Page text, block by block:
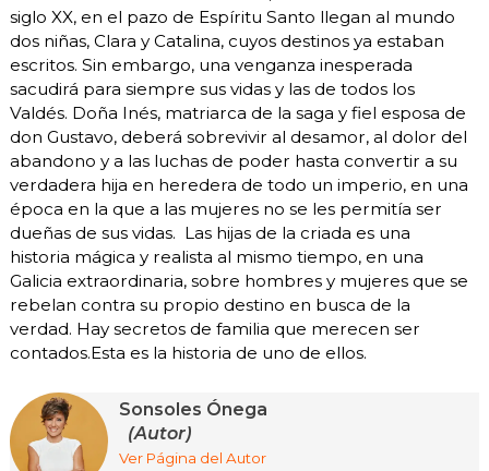
siglo XX, en el pazo de Espíritu Santo llegan al mundo
dos niñas, Clara y Catalina, cuyos destinos ya estaban
escritos. Sin embargo, una venganza inesperada
sacudirá para siempre sus vidas y las de todos los
Valdés. Doña Inés, matriarca de la saga y fiel esposa de
don Gustavo, deberá sobrevivir al desamor, al dolor del
abandono y a las luchas de poder hasta convertir a su
verdadera hija en heredera de todo un imperio, en una
época en la que a las mujeres no se les permitía ser
dueñas de sus vidas. Las hijas de la criada es una
historia mágica y realista al mismo tiempo, en una
Galicia extraordinaria, sobre hombres y mujeres que se
rebelan contra su propio destino en busca de la
verdad. Hay secretos de familia que merecen ser
contados.Esta es la historia de uno de ellos.
Sonsoles Ónega
(Autor)
Ver Página del Autor